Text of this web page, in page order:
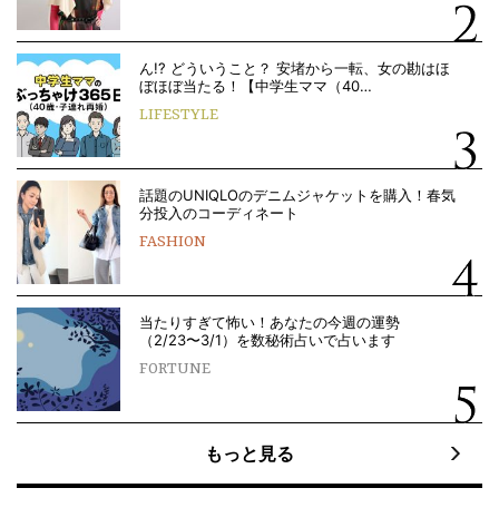
ん!? どういうこと？ 安堵から一転、女の勘はほ
ぼほぼ当たる！【中学生ママ（40…
LIFESTYLE
話題のUNIQLOのデニムジャケットを購入！春気
分投入のコーディネート
FASHION
当たりすぎて怖い！あなたの今週の運勢
（2/23〜3/1）を数秘術占いで占います
FORTUNE
もっと見る